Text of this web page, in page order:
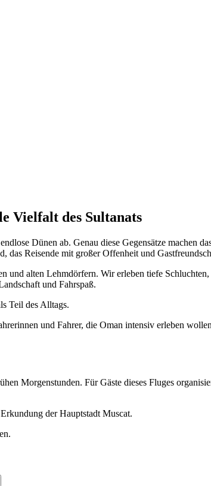
Vielfalt des Sultanats
Dünen ab. Genau diese Gegensätze machen
das Reisende mit großer Offenheit und
alten Lehmdörfern. Wir erleben tiefe
und Fahrspaß.
Teil des Alltags.
und Fahrer, die Oman intensiv erleben
Morgenstunden. Für Gäste dieses Fluges
der Hauptstadt Muscat.